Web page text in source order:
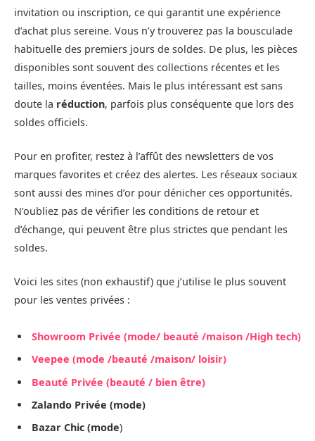
invitation ou inscription, ce qui garantit une expérience
d’achat plus sereine. Vous n’y trouverez pas la bousculade
habituelle des premiers jours de soldes. De plus, les pièces
disponibles sont souvent des collections récentes et les
tailles, moins éventées. Mais le plus intéressant est sans
doute la réduction, parfois plus conséquente que lors des
soldes officiels.
Pour en profiter, restez à l’affût des newsletters de vos
marques favorites et créez des alertes. Les réseaux sociaux
sont aussi des mines d’or pour dénicher ces opportunités.
N’oubliez pas de vérifier les conditions de retour et
d’échange, qui peuvent être plus strictes que pendant les
soldes.
Voici les sites (non exhaustif) que j’utilise le plus souvent
pour les ventes privées :
Showroom Privée (mode/ beauté /maison /High tech)
Veepee (mode /beauté /maison/ loisir)
Beauté Privée (beauté / bien être)
Zalando Privée (mode)
Bazar Chic (mode)